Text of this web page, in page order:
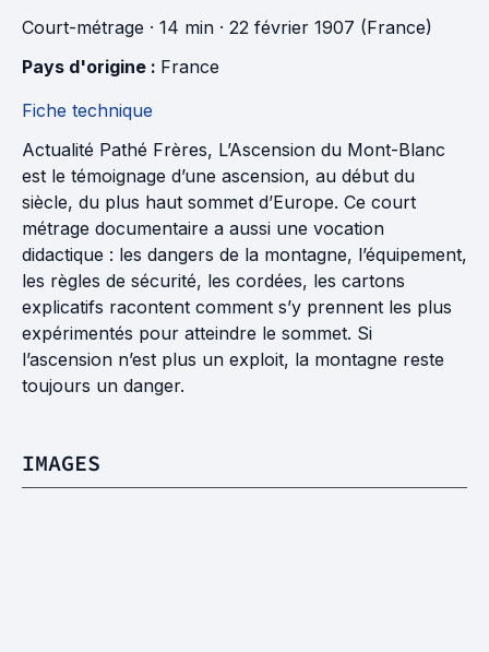
Court-métrage · 14 min · 22 février 1907 (France)
Pays d'origine : France
Fiche technique
Actualité Pathé Frères, L’Ascension du Mont-Blanc
est le témoignage d’une ascension, au début du
siècle, du plus haut sommet d’Europe. Ce court
métrage documentaire a aussi une vocation
didactique : les dangers de la montagne, l’équipement,
les règles de sécurité, les cordées, les cartons
explicatifs racontent comment s’y prennent les plus
expérimentés pour atteindre le sommet. Si
l’ascension n’est plus un exploit, la montagne reste
toujours un danger.
IMAGES